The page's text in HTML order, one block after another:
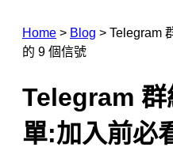
Home > Blog > Telegram
的 9 個信號
Telegram 群
單:加入前必